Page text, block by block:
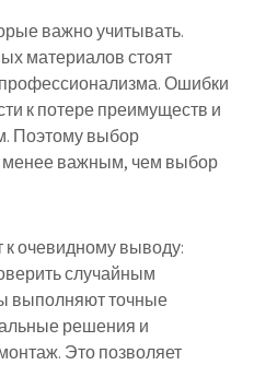
важно учитывать.
материалов стоят
Ошибки
к потере преимуществ и
Поэтому выбор
менее важным, чем выбор
к очевидному выводу:
случайным
выполняют точные
решения и
Это позволяет